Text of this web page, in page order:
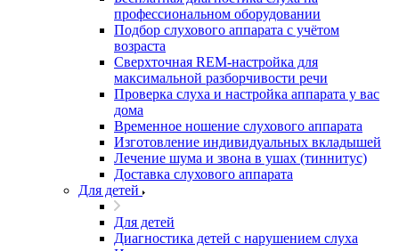
профессиональном оборудовании
Подбор слухового аппарата с учётом
возраста
Сверхточная REM-настройка для
максимальной разборчивости речи
Проверка слуха и настройка аппарата у вас
дома
Временное ношение слухового аппарата
Изготовление индивидуальных вкладышей
Лечение шума и звона в ушах (тиннитус)
Доставка слухового аппарата
Для детей
Для детей
Диагностика детей с нарушением слуха